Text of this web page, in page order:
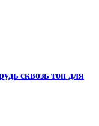
сквозь топ для